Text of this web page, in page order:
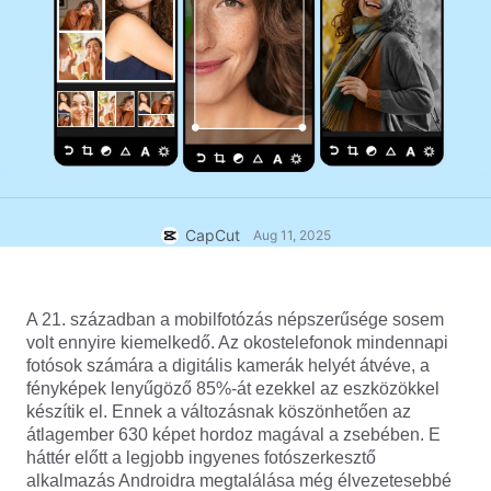
Szöveg és hang
Automatikus feliratok
Feliratsablonok
Szövegfelolvasás
Beszédhang minőségjavítása
Zajcsökkentés
Kép
Marketing
Életmód és vlogok
Egyedi tervezés
Több
Erőforrások
Piaci trendek
Legjobb választások
Sablontrendek és tippek
Több
Iparági sablonok
Összefoglaló sablonok
Bizalomközpont
Súgóközpont
Hírek
A CapCut megnyitása
CapCut Aug 11, 2025
A 21. században a mobilfotózás népszerűsége sosem
volt ennyire kiemelkedő. Az okostelefonok mindennapi
fotósok számára a digitális kamerák helyét átvéve, a
fényképek lenyűgöző 85%-át ezekkel az eszközökkel
készítik el. Ennek a változásnak köszönhetően az
átlagember 630 képet hordoz magával a zsebében. E
háttér előtt a legjobb ingyenes fotószerkesztő
alkalmazás Androidra megtalálása még élvezetesebbé